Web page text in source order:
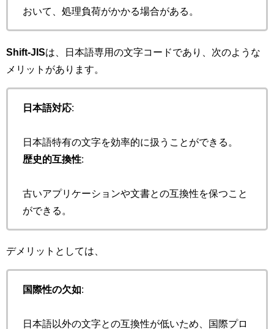
おいて、処理負荷がかかる場合がある。
Shift-JISは、日本語専用の文字コードであり、次のような
メリットがあります。
日本語対応:
日本語特有の文字を効率的に扱うことができる。
歴史的互換性:
古いアプリケーションや文書との互換性を保つこと
ができる。
デメリットとしては、
国際性の欠如:
日本語以外の文字との互換性が低いため、国際プロ